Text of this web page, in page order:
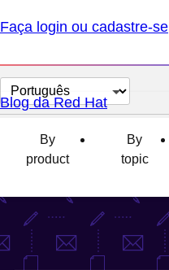
Faça login ou cadastre-se
Selecionar
idioma
Blog da Red Hat
By
product
By
topic